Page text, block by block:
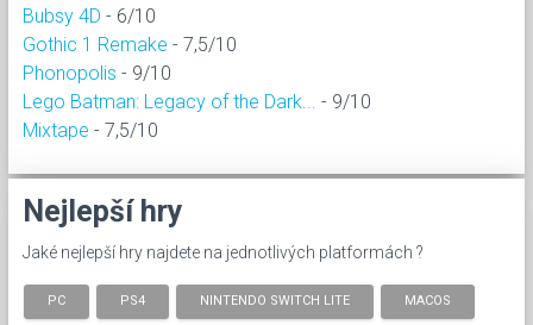
Bubsy 4D - 6/10
Gothic 1 Remake - 7,5/10
Phonopolis - 9/10
Lego Batman: Legacy of the Dark...
- 9/10
Mixtape - 7,5/10
Nejlepší hry
Jaké nejlepší hry najdete na jednotlivých platformách ?
PC PS4 NINTENDO SWITCH LITE MACOS